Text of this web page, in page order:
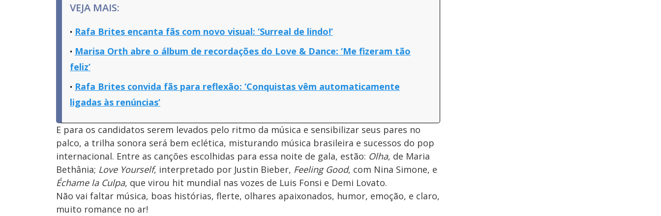
VEJA MAIS:
Rafa Brites encanta fãs com novo visual: ‘Surreal de lindo!’
Marisa Orth abre o álbum de recordações do Love & Dance: ‘Me fizeram tão
feliz’
Rafa Brites convida fãs para reflexão: ‘Conquistas vêm automaticamente
ligadas às renúncias’
E para os candidatos serem levados pelo ritmo da música e sensibilizar seus pares no
palco, a trilha sonora será bem eclética, misturando música brasileira e sucessos do pop
internacional. Entre as canções escolhidas para essa noite de gala, estão: Olha, de Maria
Bethânia; Love Yourself, interpretado por Justin Bieber, Feeling Good, com Nina Simone, e
Échame la Culpa, que virou hit mundial nas vozes de Luis Fonsi e Demi Lovato.
Não vai faltar música, boas histórias, flerte, olhares apaixonados, humor, emoção, e claro,
muito romance no ar!